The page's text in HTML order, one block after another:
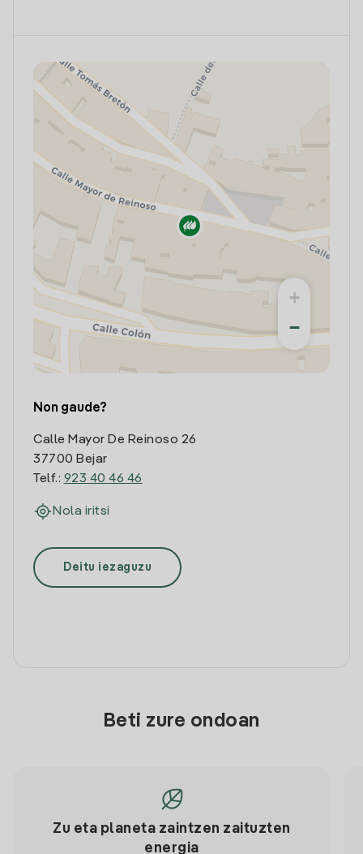
+
−
Non gaude?
Calle Mayor De Reinoso 26
37700 Bejar
Telf.: 923 40 46 46
Nola iritsi
Deitu iezaguzu
Beti zure ondoan
Zu eta planeta zaintzen zaituzten
energia